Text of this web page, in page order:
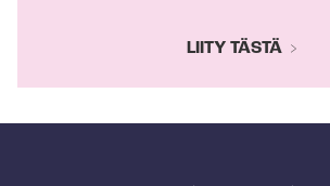
LIITY TÄSTÄ